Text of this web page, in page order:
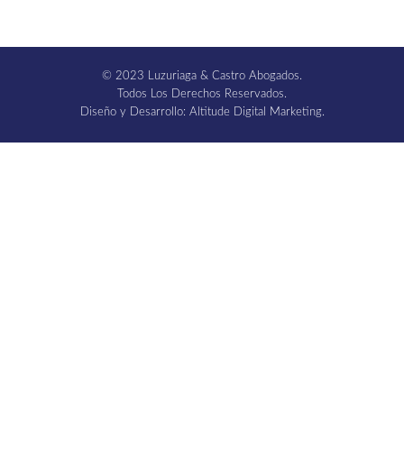
© 2023 Luzuriaga & Castro Abogados.
Todos Los Derechos Reservados.
Diseño y Desarrollo: Altitude Digital Marketing.